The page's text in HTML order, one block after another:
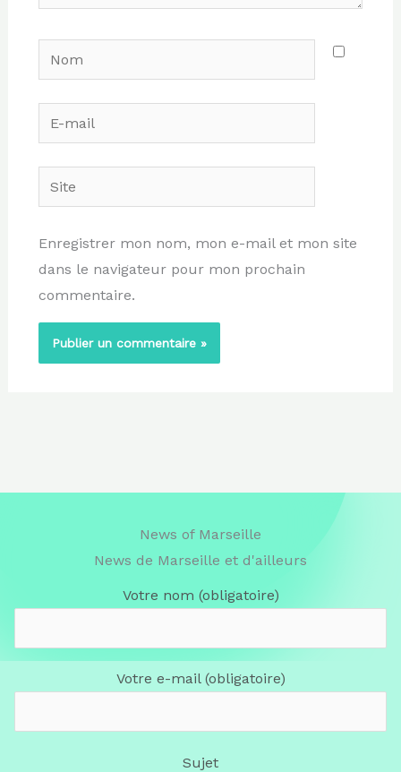
Nom
E-
mail
Site
Enregistrer mon nom, mon e-mail et mon site
dans le navigateur pour mon prochain
commentaire.
News of Marseille
News de Marseille et d'ailleurs
Votre nom (obligatoire)
Votre e-mail (obligatoire)
Sujet